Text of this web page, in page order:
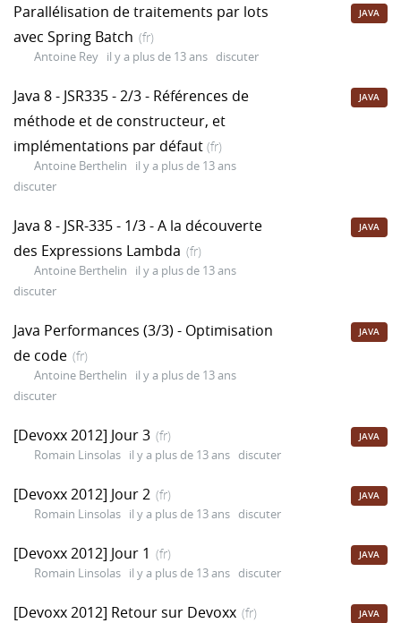
Parallélisation de traitements par lots
avec Spring Batch (fr)
Antoine Rey il y a plus de 13 ans discuter
JAVA
Java 8 - JSR335 - 2/3 - Références de
méthode et de constructeur, et
implémentations par défaut (fr)
Antoine Berthelin
il y a plus de 13 ans
discuter
JAVA
Java 8 - JSR-335 - 1/3 - A la découverte
des Expressions Lambda (fr)
Antoine Berthelin
il y a plus de 13 ans
discuter
JAVA
Java Performances (3/3) - Optimisation
de code (fr)
Antoine Berthelin
il y a plus de 13 ans
discuter
JAVA
[Devoxx 2012] Jour 3 (fr)
Romain Linsolas il y a plus de 13 ans discuter
JAVA
[Devoxx 2012] Jour 2 (fr)
Romain Linsolas il y a plus de 13 ans discuter
JAVA
[Devoxx 2012] Jour 1 (fr)
Romain Linsolas il y a plus de 13 ans discuter
JAVA
[Devoxx 2012] Retour sur Devoxx (fr) JAVA